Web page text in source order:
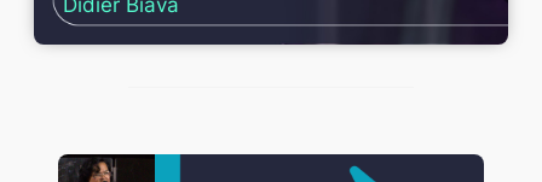
Didier Biava